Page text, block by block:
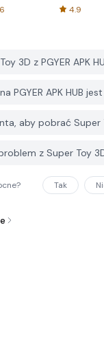
4.9
3D z PGYER APK
Tak